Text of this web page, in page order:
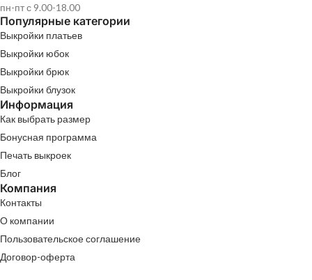
пн-пт с 9.00-18.00
Популярные категории
Выкройки платьев
Выкройки юбок
Выкройки брюк
Выкройки блузок
Информация
Как выбрать размер
Бонусная программа
Печать выкроек
Блог
Компания
Контакты
О компании
Пользовательское соглашение
Договор-оферта